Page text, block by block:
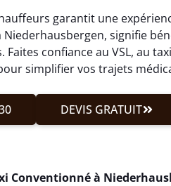
garantit une
Niederhausbergen, signifie
Faites confiance au VSL, au
simplifier vos trajets
DEVIS GRATUIT
Conventionné à